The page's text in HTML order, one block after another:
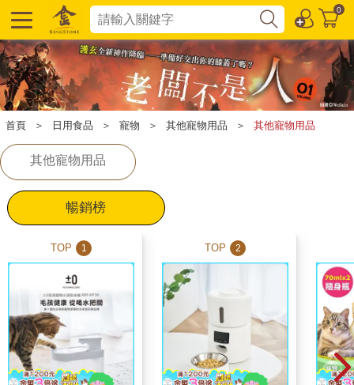
0
首頁 ＞ 日用食品 ＞ 寵物 ＞ 其他寵物用品 ＞ 其他寵物用品
其他寵物用品
暢銷榜
TOP 1 TOP 2